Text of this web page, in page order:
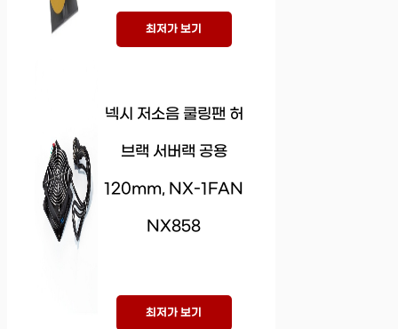
최저가 보기
넥시 저소음 쿨링팬 허
브랙 서버랙 공용
120mm, NX-1FAN
NX858
최저가 보기